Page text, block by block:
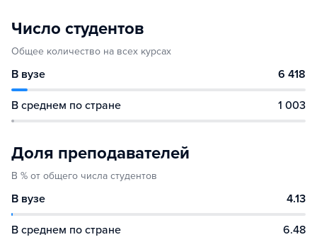
Число студентов
Общее количество на всех курсах
В вузе 6 418
В среднем по стране 1 003
Доля преподавателей
В % от общего числа студентов
В вузе 4.13
В среднем по стране 6.48